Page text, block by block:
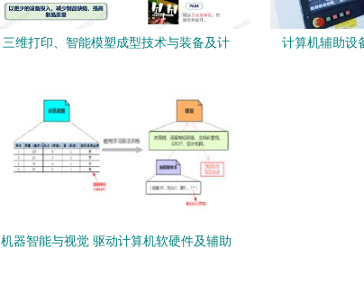
三维打印、智能模塑成型技术与装备及计
计算机辅助设
机器智能与视觉 驱动计算机软硬件及辅助